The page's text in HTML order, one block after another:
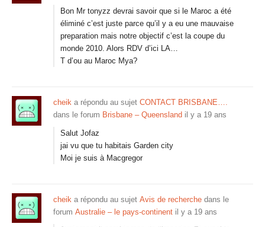
Bon Mr tonyzz devrai savoir que si le Maroc a été
éliminé c’est juste parce qu’il y a eu une mauvaise
preparation mais notre objectif c’est la coupe du
monde 2010. Alors RDV d’ici LA…
T d’ou au Maroc Mya?
cheik a répondu au sujet CONTACT BRISBANE….
dans le forum Brisbane – Queensland il y a 19 ans
Salut Jofaz
jai vu que tu habitais Garden city
Moi je suis à Macgregor
cheik a répondu au sujet Avis de recherche dans le
forum Australie – le pays-continent il y a 19 ans